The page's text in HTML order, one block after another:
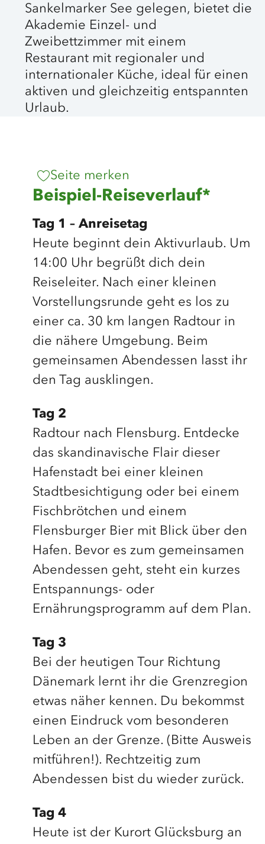
Sankelmarker See gelegen, bietet die
Akademie Einzel- und
Zweibettzimmer mit einem
Restaurant mit regionaler und
internationaler Küche, ideal für einen
aktiven und gleichzeitig entspannten
Urlaub.
Seite merken
Beispiel-Reiseverlauf*
Tag 1 – Anreisetag
Heute beginnt dein Aktivurlaub. Um
14:00 Uhr begrüßt dich dein
Reiseleiter. Nach einer kleinen
Vorstellungsrunde geht es los zu
einer ca. 30 km langen Radtour in
die nähere Umgebung. Beim
gemeinsamen Abendessen lasst ihr
den Tag ausklingen.
Tag 2
Radtour nach Flensburg. Entdecke
das skandinavische Flair dieser
Hafenstadt bei einer kleinen
Stadtbesichtigung oder bei einem
Fischbrötchen und einem
Flensburger Bier mit Blick über den
Hafen. Bevor es zum gemeinsamen
Abendessen geht, steht ein kurzes
Entspannungs- oder
Ernährungsprogramm auf dem Plan.
Tag 3
Bei der heutigen Tour Richtung
Dänemark lernt ihr die Grenzregion
etwas näher kennen. Du bekommst
einen Eindruck vom besonderen
Leben an der Grenze. (Bitte Ausweis
mitführen!). Rechtzeitig zum
Abendessen bist du wieder zurück.
Tag 4
Heute ist der Kurort Glücksburg an